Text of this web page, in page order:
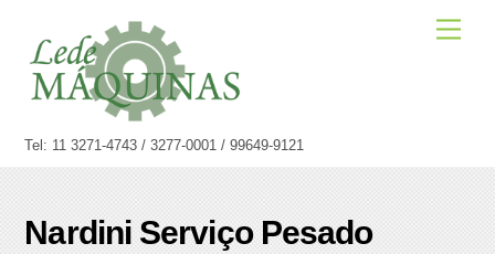
content
Tel: 11 3271-4743 / 3277-0001 / 99649-9121
Nardini Serviço Pesado